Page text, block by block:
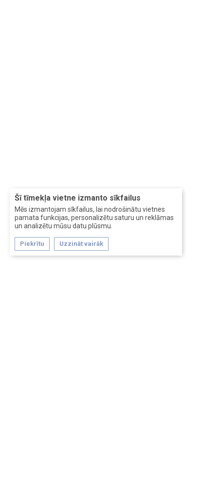
Šī tīmekļa vietne izmanto sīkfailus
Mēs izmantojam sīkfailus, lai nodrošinātu vietnes
pamata funkcijas, personalizētu saturu un reklāmas
un analizētu mūsu datu plūsmu.
Piekrītu Uzzināt vairāk